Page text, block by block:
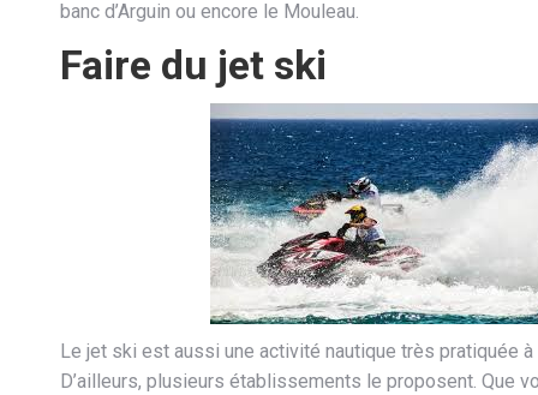
banc d’Arguin ou encore le Mouleau.
Faire du jet ski
Le jet ski est aussi une activité nautique très pratiquée
D’ailleurs, plusieurs établissements le proposent. Que